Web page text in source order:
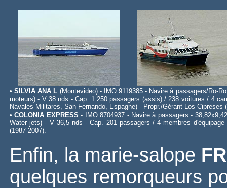
• SILVIA ANA L (Montevideo) - IMO 9119385 - Navire à passagers/Ro-
moteurs) - V 38 nds - Cap. 1 250 passagers (assis) / 238 voitures / 4
Navales Militares, San Fernando, Espagne) - Propr./Gérant Los Cipreses
• COLONIA EXPRESS - IMO 8704937 - Navire à passagers -
Water jets) - V 36,5 nds - Cap. 201 passagers / 4 membres
(1987-2007).
Enfin, la marie-salope
quelques remorqueurs